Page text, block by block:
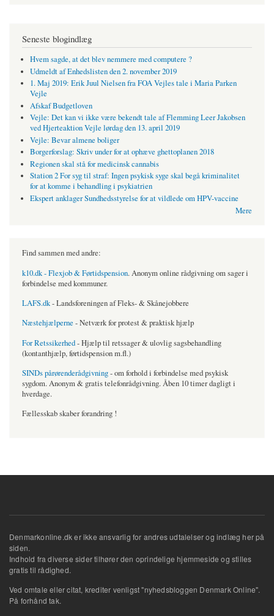
Seneste blogindlæg
Hvem sagde, at det blev nemmere med computere ?
Udmeldt af Enhedslisten den 2. november 2019
1. Maj 2019: Erik Juul Nielsen fra FOA Vejles tale i Maria Parken
Vejle
Afskaf Budgetloven
Vejle: Det kan vi ikke være bekendt tale af Flemming Leer Jakobsen
ved Hjerteaktion Vejle lørdag den 13. april 2019
Vejle: Bevar almene boliger
Borgerforslag: Skriv under for at ophæve ghettoplanen 2018
Regionen skal stå for medicinsk cannabis
Station 2 For syg til straf: Ingen psykisk syge skal begå kriminalitet
for at komme i behandling i psykiatrien
Ekspert anklager Sundhedsstyrelse for at vildlede om HPV-vaccine
Mere
Find sammen med andre:
k10.dk - Flexjob & Førtidspension. Anonym online rådgivning om sager i
forbindelse med kommuner.
LAFS.dk- Landsforeningen af Fleks- & Skånejobbere
Næstehjælperne - Netværk for protest & praktisk hjælp
For Retssikerhed- Hjælp til retssager & ulovlig sagsbehandling
(kontanthjælp, førtidspension m.fl.)
SINDs pårørenderådgivning- om forhold i forbindelse med psykisk
sygdom. Anonym & gratis telefonrådgivning. Åben 10 timer dagligt i
hverdage.
Fællesskab skaber forandring !
Denmarkonline.dk er ikke ansvarlig for andres udtalelser og indlæg her på
siden.
Indhold fra diverse sider tilhører den oprindelige hjemmeside og stilles
gratis til rådighed.
Ved omtale eller citat, krediter venligst "nyhedsbloggen Denmark Online".
På forhånd tak.